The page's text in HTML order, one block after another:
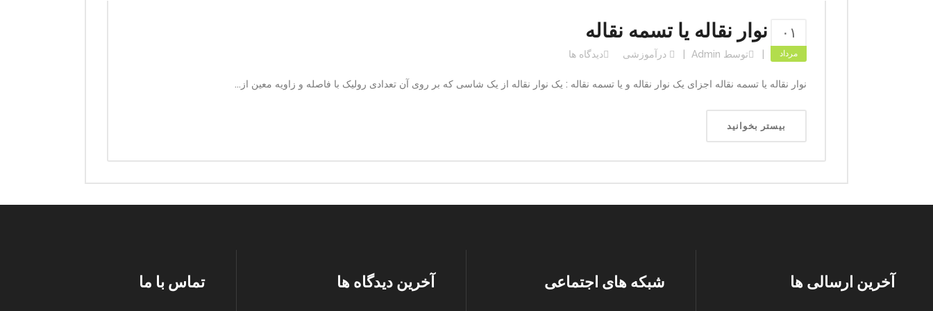
۰۱
مرداد
نوار نقاله یا تسمه نقاله
توسط Admin در آموزشی دیدگاه ها
نوار نقاله یا تسمه نقاله اجزای یک نوار نقاله و یا تسمه نقاله : یک نوار نقاله از یک شاسی که بر روی آن تعدادی رولیک با فاصله و زاویه معین از...
بیستر بخوانید
تماس با ما آخرین دیدگاه ها شبکه های اجتماعی آخرین ارسالی ها